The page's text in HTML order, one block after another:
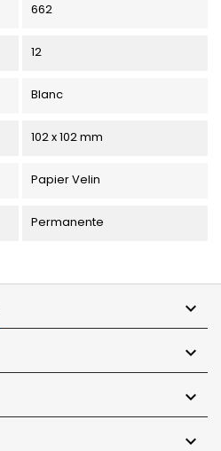
662
12
Blanc
102 x 102 mm
Papier Velin
Permanente



